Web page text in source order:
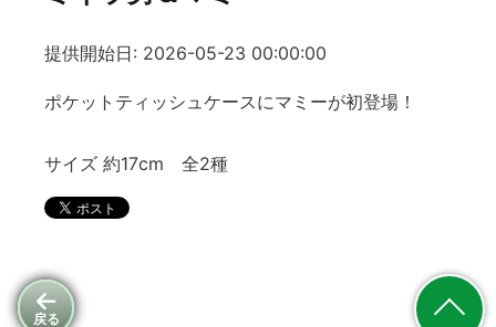
戻る
提供開始日: 2026-05-23 00:00:00
ポケットティッシュケースにマミーが初登場！
サイズ 約17cm 全2種